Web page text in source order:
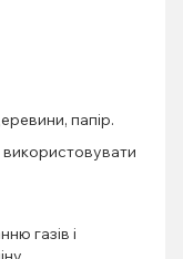
папір.
газів і